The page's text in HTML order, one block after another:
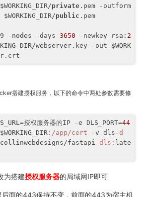
private.pem -outform
public
.pem
-nodes -days 3650 -newkey rsa: 2
webserver.key -out $WORK
搭建授权服务，以下的命令中两处参数需要修
授权服务器的IP -e DLS_PORT=44
:/app/cert -v dls-d
collinwebdesigns/fastapi-dls: late
为搭建授权服务器的局域网IP即可
后面的443保持不变，前面的443为宿主机